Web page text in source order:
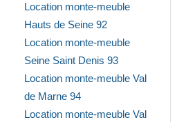
Location monte-meuble
Hauts de Seine 92
Location monte-meuble
Seine Saint Denis 93
Location monte-meuble Val
de Marne 94
Location monte-meuble Val